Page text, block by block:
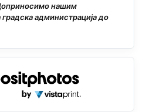
нашим
администрација до